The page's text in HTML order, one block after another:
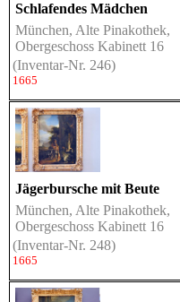
Schlafendes Mädchen
München, Alte Pinakothek,
Obergeschoss Kabinett 16
(Inventar-Nr. 246)
1665
Jägerbursche mit Beute
München, Alte Pinakothek,
Obergeschoss Kabinett 16
(Inventar-Nr. 248)
1665